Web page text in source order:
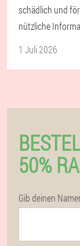
schädlich und
nützliche
1 Juli 2026
50%
Gib deinen